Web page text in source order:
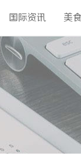
国际资讯 美